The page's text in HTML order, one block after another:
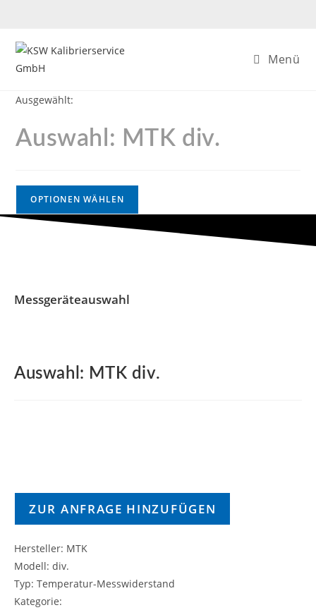
Menü
Ausgewählt:
Auswahl: MTK div.
OPTIONEN WÄHLEN
Messgeräteauswahl
Auswahl: MTK div.
ZUR ANFRAGE HINZUFÜGEN
Hersteller: MTK
Modell: div.
Typ: Temperatur-Messwiderstand
Kategorie: